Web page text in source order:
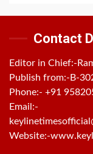
Contact
Editor in Chief:-
Publish from:- B-
Phone:- +91
Email:-
Website:-